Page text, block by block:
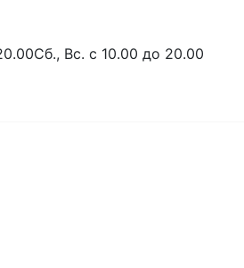
Сб., Вс. с 10.00 до 20.00